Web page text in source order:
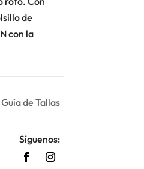
de
con la
Guía de Tallas
Síguenos: